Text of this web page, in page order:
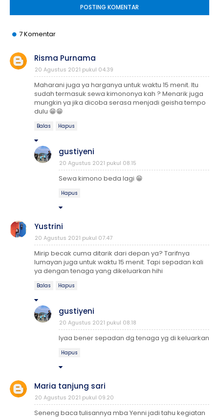
POSTING KOMENTAR
7 Komentar
Risma Purnama
20 Agustus 2021 pukul 04.39
Maharani juga ya harganya untuk waktu 15 menit. Itu
sudah termasuk sewa kimononya kah ? Menarik juga
mungkin ya jika dicoba serasa menjadi geisha tempo
dulu 😁😁
Balas Hapus
gustiyeni
20 Agustus 2021 pukul 08.15
Sewa kimono beda lagi 😁
Hapus
Yustrini
20 Agustus 2021 pukul 07.47
Mirip becak cuma ditarik dari depan ya? Tarifnya
lumayan juga untuk waktu 15 menit. Tapi sepadan kali
ya dengan tenaga yang dikeluarkan hihi
Balas Hapus
gustiyeni
20 Agustus 2021 pukul 08.18
Iyaa bener sepadan dg tenaga yg di keluarkan
Hapus
Maria tanjung sari
20 Agustus 2021 pukul 09.20
Seneng baca tulisannya mba Yenni jadi tahu kegiatan